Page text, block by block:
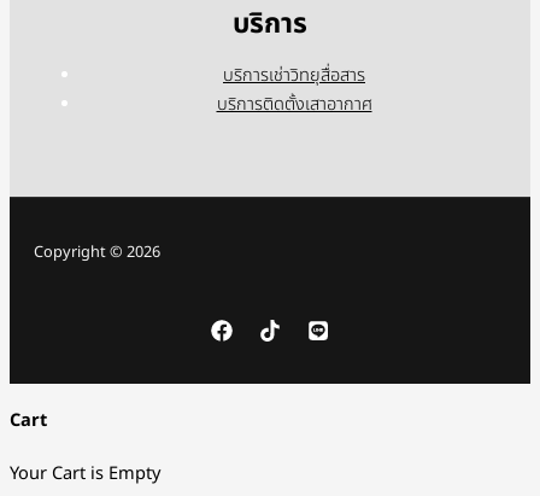
บริการ
บริการเช่าวิทยุสื่อสาร
บริการติดตั้งเสาอากาศ
Copyright © 2026
Cart
Your Cart is Empty